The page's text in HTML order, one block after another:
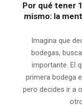
Por qué tener
mismo: la
Imagina que
bodegas,
importante. El
primera bodega
pero decides ir a